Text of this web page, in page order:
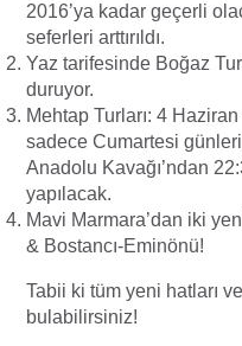
2016’ya kadar geçerli
seferleri arttırıldı.
Yaz tarifesinde Boğaz
duruyor.
Mehtap Turları: 4
sadece Cumartesi günleri
Anadolu Kavağı’ndan
yapılacak.
Mavi Marmara’dan iki
& Bostancı-Eminönü!
Tabii ki tüm yeni hatları
bulabilirsiniz!